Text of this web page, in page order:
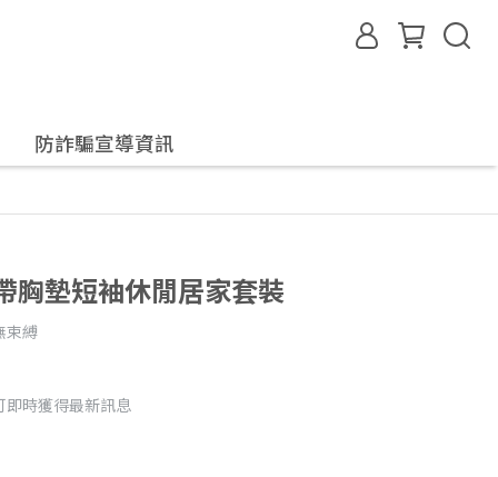
防詐騙宣導資訊
胸墊短袖休閒居家套裝
束縛
即時獲得最新訊息